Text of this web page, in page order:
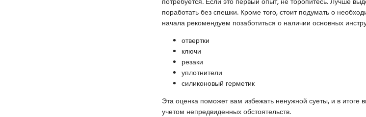
поработать без спешки. Кроме того, стоит подумать о
начала рекомендуем позаботиться о наличии основных
отвертки
ключи
резаки
уплотнители
силиконовый герметик
Эта оценка поможет вам избежать ненужной суеты, и в итоге
учетом непредвиденных обстоятельств.